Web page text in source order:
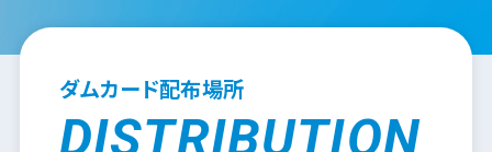
ダムカード配布場所
DISTRIBUTION